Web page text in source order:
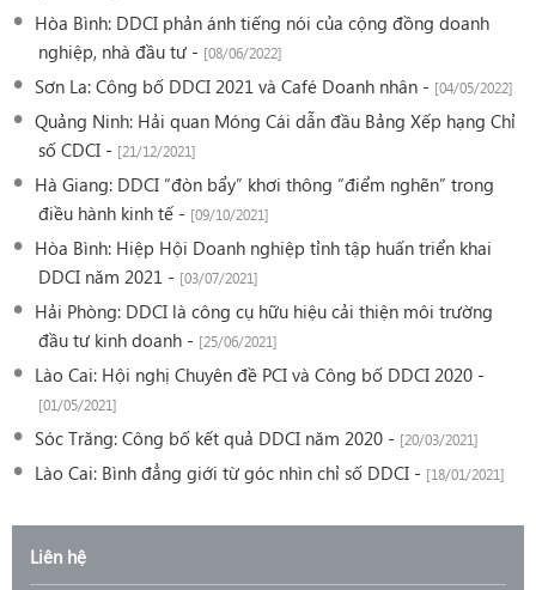
Hòa Bình: DDCI phản ánh tiếng nói của cộng đồng doanh
nghiệp, nhà đầu tư - [08/06/2022]
Sơn La: Công bố DDCI 2021 và Café Doanh nhân - [04/05/2022]
Quảng Ninh: Hải quan Móng Cái dẫn đầu Bảng Xếp hạng Chỉ
số CDCI - [21/12/2021]
Hà Giang: DDCI “đòn bẩy” khơi thông “điểm nghẽn” trong
điều hành kinh tế - [09/10/2021]
Hòa Bình: Hiệp Hội Doanh nghiệp tỉnh tập huấn triển khai
DDCI năm 2021 - [03/07/2021]
Hải Phòng: DDCI là công cụ hữu hiệu cải thiện môi trường
đầu tư kinh doanh - [25/06/2021]
Lào Cai: Hội nghị Chuyên đề PCI và Công bố DDCI 2020 -
[01/05/2021]
Sóc Trăng: Công bố kết quả DDCI năm 2020 - [20/03/2021]
Lào Cai: Bình đẳng giới từ góc nhìn chỉ số DDCI - [18/01/2021]
Liên hệ